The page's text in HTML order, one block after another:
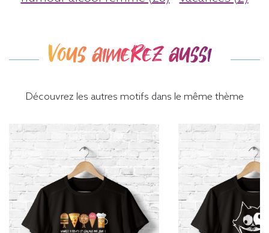
Vous aimerez aussi
Découvrez les autres motifs dans le même thème